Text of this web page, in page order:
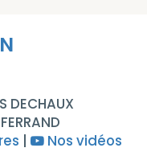
DECHAUX
| Nos vidéos